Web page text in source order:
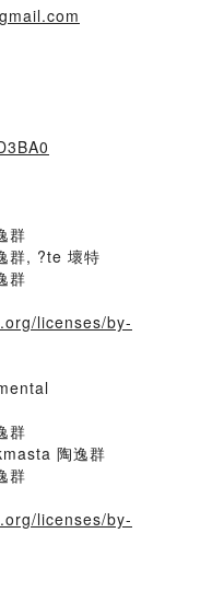
群
群, ?te 壞特
群
licenses/by-
群
陶逸群
群
licenses/by-